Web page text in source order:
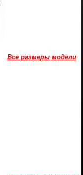
Все размеры модели